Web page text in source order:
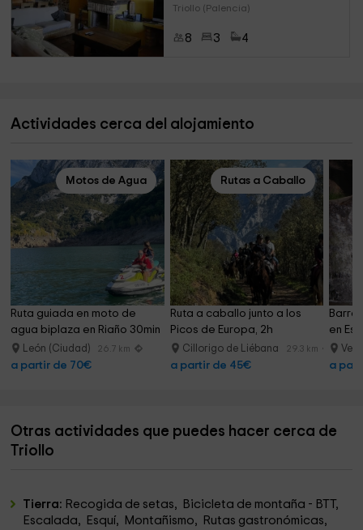
Triollo (Palencia)
8 3 4
Actividades cerca del alojamiento
Motos de Agua
Ruta guiada en moto de
agua biplaza en Riaño 30min
León (Ciudad) 26.7 km
a partir de 70€
Rutas a Caballo
Ruta a caballo junto a los
Picos de Europa, 2h
Cillorigo de Liébana 29.3 km
a partir de 45€
en
a
Otras actividades que puedes hacer cerca de
Triollo
Tierra: Recogida de setas, Bicicleta de montaña - BTT,
Escalada, Esquí, Montañismo, Rutas gastronómicas,